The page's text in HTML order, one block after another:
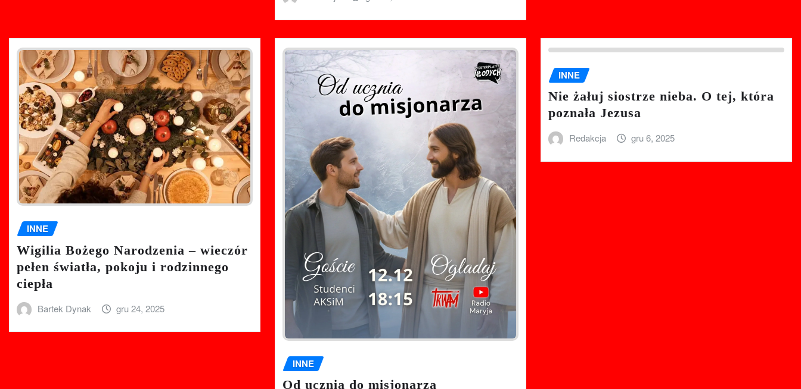
INNE
Wigilia Bożego Narodzenia – wieczór
pełen światła, pokoju i rodzinnego
ciepła
Bartek Dynak gru 24, 2025
INNE
Od ucznia do misjonarza
INNE
Nie żałuj siostrze nieba. O tej, która
poznała Jezusa
Redakcja gru 6, 2025